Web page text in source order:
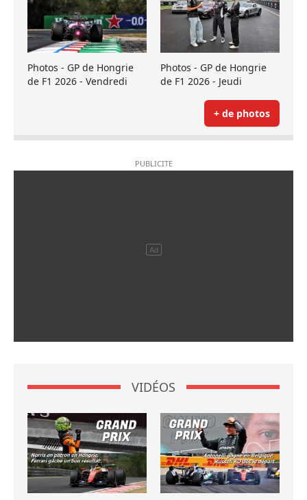
Photos - GP de Hongrie
de F1 2026 - Vendredi
Photos - GP de Hongrie
de F1 2026 - Jeudi
+ de photos
VIDÉOS